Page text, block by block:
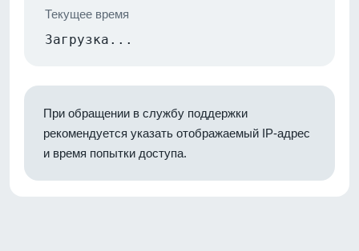
Текущее время
Загрузка...
При обращении в службу поддержки
рекомендуется указать отображаемый IP-адрес
и время попытки доступа.